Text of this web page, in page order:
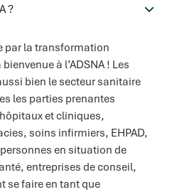
?
par la transformation
à l’ADSNA ! Les
bien le secteur sanitaire
les parties prenantes
et cliniques,
soins infirmiers, EHPAD,
en situation de
entreprises de conseil,
se faire en tant que